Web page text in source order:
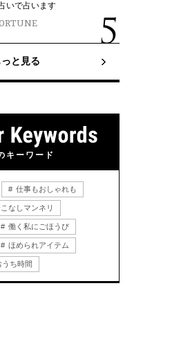
いで占います
っと見る
キーワード
仕事もおしゃれも
なしマンネリ
働く私にごほうび
ほめられアイテム
うち時間